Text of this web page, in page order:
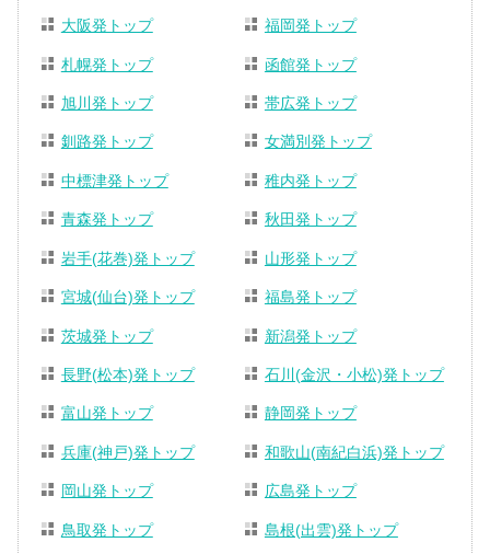
大阪発トップ 福岡発トップ
札幌発トップ 函館発トップ
旭川発トップ 帯広発トップ
釧路発トップ 女満別発トップ
中標津発トップ 稚内発トップ
青森発トップ 秋田発トップ
岩手(花巻)発トップ 山形発トップ
宮城(仙台)発トップ 福島発トップ
茨城発トップ 新潟発トップ
長野(松本)発トップ 石川(金沢・小松)発トップ
富山発トップ 静岡発トップ
兵庫(神戸)発トップ 和歌山(南紀白浜)発トップ
岡山発トップ 広島発トップ
鳥取発トップ 島根(出雲)発トップ